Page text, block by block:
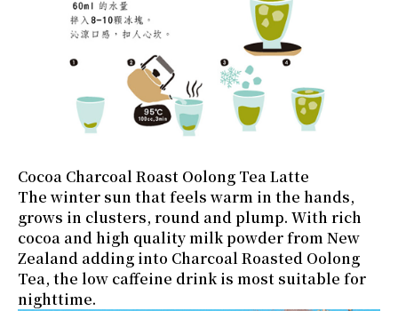
Cocoa Charcoal Roast Oolong Tea Latte
The winter sun that feels warm in the hands,
grows in clusters, round and plump. With rich
cocoa and high quality milk powder from New
Zealand adding into Charcoal Roasted Oolong
Tea, the low caffeine drink is most suitable for
nighttime.